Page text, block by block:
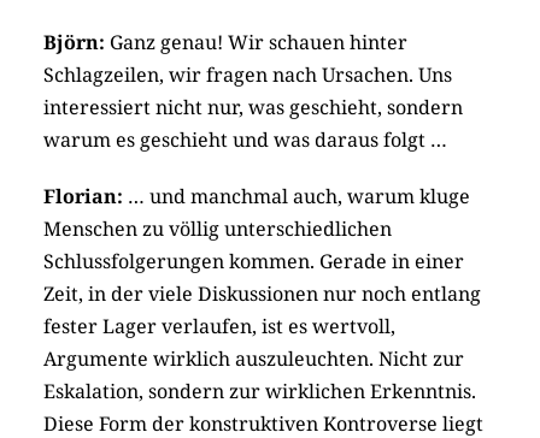
Björn: Ganz genau! Wir schauen hinter
Schlagzeilen, wir fragen nach Ursachen. Uns
interessiert nicht nur, was geschieht, sondern
warum es geschieht und was daraus folgt …
Florian: … und manchmal auch, warum kluge
Menschen zu völlig unterschiedlichen
Schlussfolgerungen kommen. Gerade in einer
Zeit, in der viele Diskussionen nur noch entlang
fester Lager verlaufen, ist es wertvoll,
Argumente wirklich auszuleuchten. Nicht zur
Eskalation, sondern zur wirklichen Erkenntnis.
Diese Form der konstruktiven Kontroverse liegt